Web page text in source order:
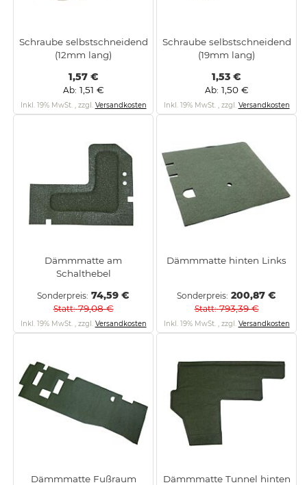
Schraube selbstschneidend
(12mm lang)
1,57 €
Ab 1,51 €
Inkl. 19% MwSt. , zzgl. Versandkosten
Schraube selbstschneidend
(19mm lang)
1,53 €
Ab 1,50 €
Inkl. 19% MwSt. , zzgl. Versandkosten
Dämmmatte am
Schalthebel
Sonderpreis 74,59 €
Statt 79,08 €
Inkl. 19% MwSt. , zzgl. Versandkosten
Dämmmatte hinten Links
Sonderpreis 200,87 €
Statt 793,39 €
Inkl. 19% MwSt. , zzgl. Versandkosten
Dämmmatte Fußraum
Dämmmatte Tunnel hinten